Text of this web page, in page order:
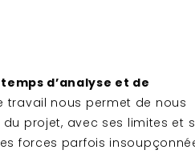
d’analyse et de
travail nous permet de nous
projet, avec ses limites et
forces parfois